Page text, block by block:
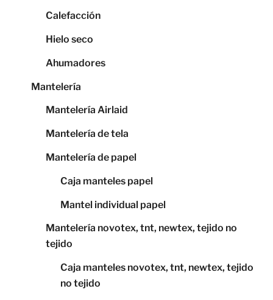
Calefacción
Hielo seco
Ahumadores
Mantelería
Mantelería Airlaid
Mantelería de tela
Mantelería de papel
Caja manteles papel
Mantel individual papel
Mantelería novotex, tnt, newtex, tejido no
tejido
Caja manteles novotex, tnt, newtex, tejido
no tejido